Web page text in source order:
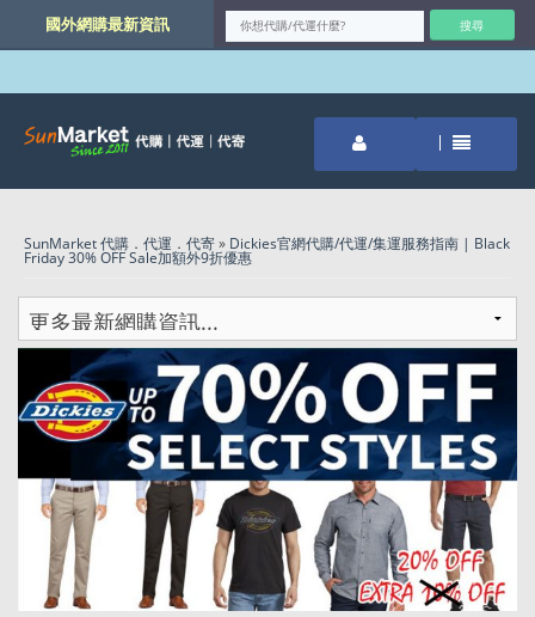
國外網購最新資訊
SunMarket 代購．代運．代寄» Dickies官網代購/代運/集運服務指南 | Black
Friday 30% OFF Sale加額外9折優惠